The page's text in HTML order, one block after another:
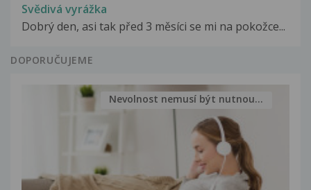
Svědivá vyrážka
Dobrý den, asi tak před 3 měsíci se mi na pokožce...
DOPORUČUJEME
Nevolnost nemusí být nutnou...